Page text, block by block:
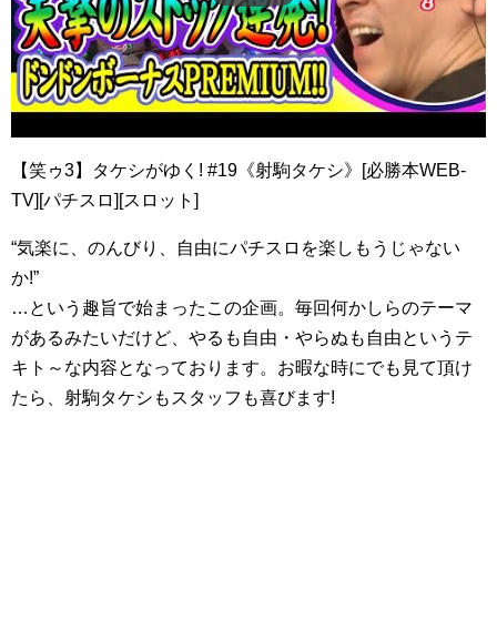
【笑ゥ3】タケシがゆく! #19《射駒タケシ》[必勝本WEB-
TV][パチスロ][スロット]
“気楽に、のんびり、自由にパチスロを楽しもうじゃない
か!”
…という趣旨で始まったこの企画。毎回何かしらのテーマ
があるみたいだけど、やるも自由・やらぬも自由というテ
キト～な内容となっております。お暇な時にでも見て頂け
たら、射駒タケシもスタッフも喜びます!